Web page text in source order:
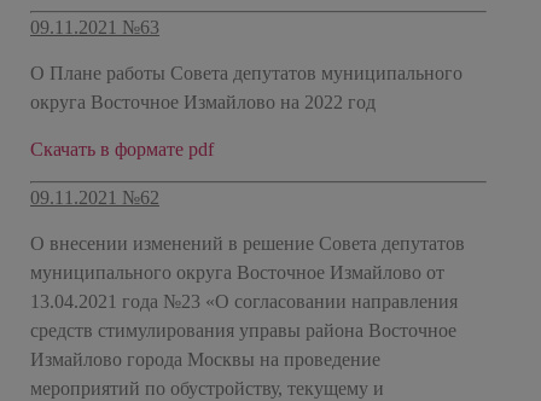
09.11.2021 №63
О Плане работы Совета депутатов муниципального
округа Восточное Измайлово на 2022 год
Скачать в формате pdf
09.11.2021 №62
О внесении изменений в решение Совета депутатов
муниципального округа Восточное Измайлово от
13.04.2021 года №23 «О согласовании направления
средств стимулирования управы района Восточное
Измайлово города Москвы на проведение
мероприятий по обустройству, текущему и